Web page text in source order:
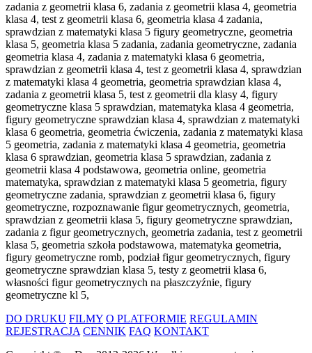
zadania z geometrii klasa 6, zadania z geometrii klasa 4, geometria
klasa 4, test z geometrii klasa 6, geometria klasa 4 zadania,
sprawdzian z matematyki klasa 5 figury geometryczne, geometria
klasa 5, geometria klasa 5 zadania, zadania geometryczne, zadania
geometria klasa 4, zadania z matematyki klasa 6 geometria,
sprawdzian z geometrii klasa 4, test z geometrii klasa 4, sprawdzian
z matematyki klasa 4 geometria, geometria sprawdzian klasa 4,
zadania z geometrii klasa 5, test z geometrii dla klasy 4, figury
geometryczne klasa 5 sprawdzian, matematyka klasa 4 geometria,
figury geometryczne sprawdzian klasa 4, sprawdzian z matematyki
klasa 6 geometria, geometria ćwiczenia, zadania z matematyki klasa
5 geometria, zadania z matematyki klasa 4 geometria, geometria
klasa 6 sprawdzian, geometria klasa 5 sprawdzian, zadania z
geometrii klasa 4 podstawowa, geometria online, geometria
matematyka, sprawdzian z matematyki klasa 5 geometria, figury
geometryczne zadania, sprawdzian z geometrii klasa 6, figury
geometryczne, rozpoznawanie figur geometrycznych, geometria,
sprawdzian z geometrii klasa 5, figury geometryczne sprawdzian,
zadania z figur geometrycznych, geometria zadania, test z geometrii
klasa 5, geometria szkoła podstawowa, matematyka geometria,
figury geometryczne romb, podział figur geometrycznych, figury
geometryczne sprawdzian klasa 5, testy z geometrii klasa 6,
własności figur geometrycznych na płaszczyźnie, figury
geometryczne kl 5,
DO DRUKU FILMY O PLATFORMIE REGULAMIN
REJESTRACJA CENNIK FAQ KONTAKT